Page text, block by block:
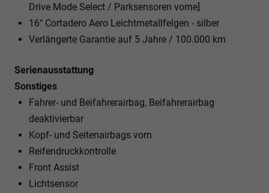
Drive Mode Select / Parksensoren vorne]
16" Cortadero Aero Leichtmetallfelgen - silber
Verlängerte Garantie auf 5 Jahre / 100.000 km
Serienausstattung
Sonstiges
Fahrer- und Beifahrerairbag, Beifahrerairbag
deaktivierbar
Kopf- und Seitenairbags vorn
Reifendruckkontrolle
Front Assist
Lichtsensor